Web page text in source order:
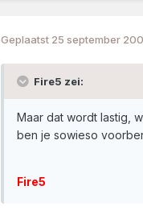
Geplaatst 25 september
Fire5 zei:
Maar dat wordt lastig,
ben je sowieso
Fire5